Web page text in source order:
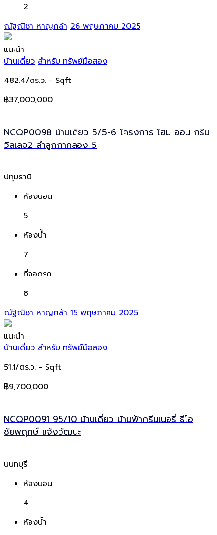
2
ณัฐณิชา หาญกล้า 26 พฤษภาคม 2025
แนะนำ
บ้านเดี่ยว สำหรับ ทรัพย์มือสอง
482.4/ตร.ว. - Sqft
฿37,000,000
NCQP0098 บ้านเดี่ยว 5/5-6 โครงการ โฮม ออน กรีน
วิลเลจ2 ลำลูกกาคลอง 5
ปทุมธานี
ห้องนอน
5
ห้องน้ำ
7
ที่จอดรถ
8
ณัฐณิชา หาญกล้า 15 พฤษภาคม 2025
แนะนำ
บ้านเดี่ยว สำหรับ ทรัพย์มือสอง
51.1/ตร.ว. - Sqft
฿9,700,000
NCQP0091 95/10 บ้านเดี่ยว บ้านฟ้ากรีนเนอรี่ ธีโอ
ชัยพฤกษ์ แจ้งวัฒนะ
นนทบุรี
ห้องนอน
4
ห้องน้ำ